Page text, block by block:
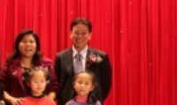
齊聚一..